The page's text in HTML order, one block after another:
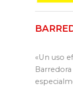
«Un uso